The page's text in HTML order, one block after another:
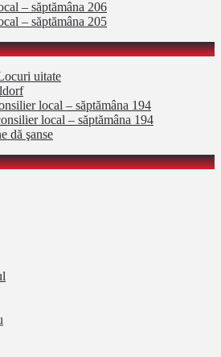
– săptămâna 206
– săptămâna 205
uitate
local – săptămâna 194
local – săptămâna 194
dă şanse